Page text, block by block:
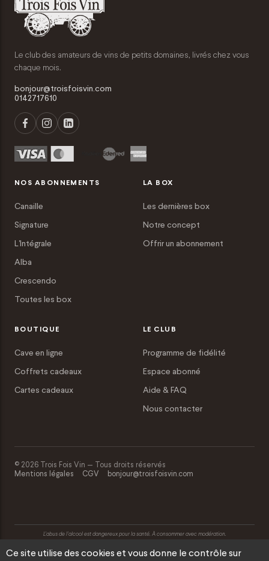
Le club des amateurs de vins de petits domaines, livrés chez vous
chaque mois.
bonjour@troisfoisvin.com
0142717610
NOS ABONNEMENTS
Canaille
Signature
L'Intégrale
Alba
Crescendo
Toutes les box
LA BOX
Les dernières box
Notre concept
Offrir un abonnement
BOUTIQUE
Cave en ligne
Coffrets cadeaux
Cartes cadeaux
LE CLUB
Programme de fidélité
Espace abonné
Aide & FAQ
Nous contacter
© 2026 Trois Fois Vin — Tous droits réservés
Mentions légales
CGV bonjour@troisfoisvin.com
L’abus de l’alcool est dangereux pour la santé. À consommer avec modération.
Ce site utilise des cookies et vous donne le contrôle sur